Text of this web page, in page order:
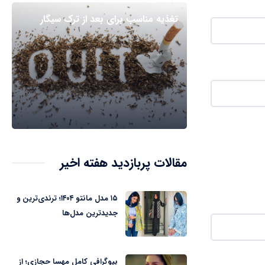
تغذیه مناسب برای بعد از ترک سیگار
مقالات پربازدید هفته اخیر
۱۵ مدل مانتو ۱۴۰۴؛ ترندی‌ترین و
جدیدترین مدل‌ها
بیوگرافی کامل مهسا حجازی؛ از